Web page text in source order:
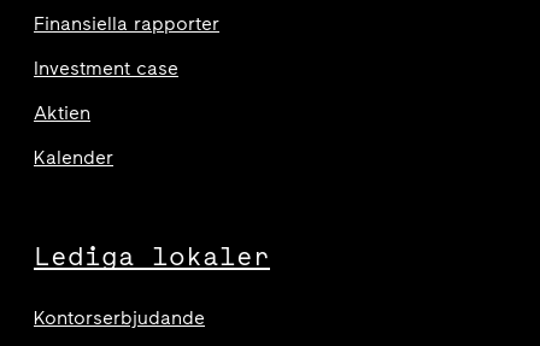
Finansiella rapporter
Investment case
Aktien
Kalender
Lediga lokaler
Kontorserbjudande